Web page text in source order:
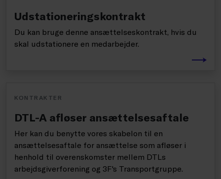
Udstationeringskontrakt
Du kan bruge denne ansættelseskontrakt, hvis du
skal udstationere en medarbejder.
KONTRAKTER
DTL-A afløser ansættelsesaftale
Her kan du benytte vores skabelon til en
ansættelsesaftale for ansættelse som afløser i
henhold til overenskomster mellem DTLs
arbejdsgiverforening og 3F's Transportgruppe.